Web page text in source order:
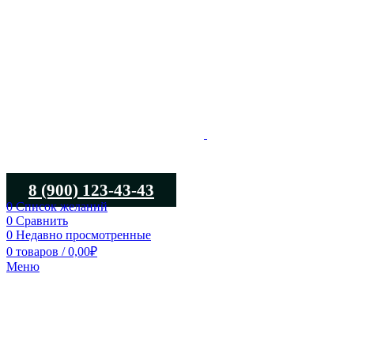
8 (900) 123-43-43
0Список желаний
0 Сравнить
0 Недавно просмотренные
0 товаров / 0,00₽
Меню